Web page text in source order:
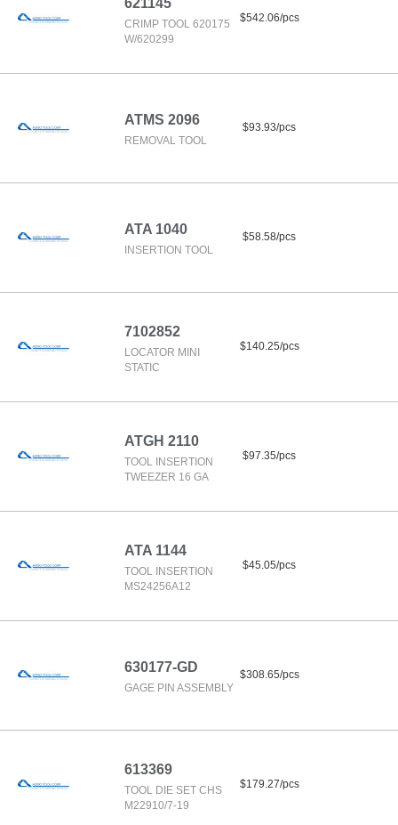
621145
CRIMP TOOL 620175
W/620299
$542.06/pcs
ATMS 2096
REMOVAL TOOL
$93.93/pcs
ATA 1040
INSERTION TOOL
$58.58/pcs
7102852
LOCATOR MINI
STATIC
$140.25/pcs
ATGH 2110
TOOL INSERTION
TWEEZER 16 GA
$97.35/pcs
ATA 1144
TOOL INSERTION
MS24256A12
$45.05/pcs
630177-GD
GAGE PIN ASSEMBLY
$308.65/pcs
613369
TOOL DIE SET CHS
M22910/7-19
$179.27/pcs